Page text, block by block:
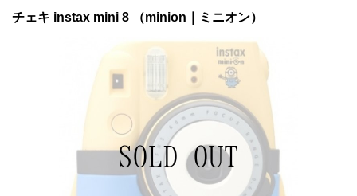
チェキ instax mini 8 （minion｜ミニオン）